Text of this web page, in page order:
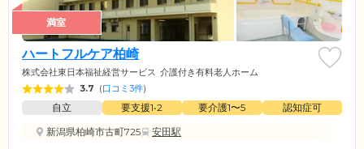
満室
ハートフルケア柏崎
株式会社東日本福祉経営サービス 介護付き有料老人ホーム
3.7 (口コミ3件)
自立 要支援1•2 要介護1〜5
認知症可
新潟県柏崎市古町725
安田駅